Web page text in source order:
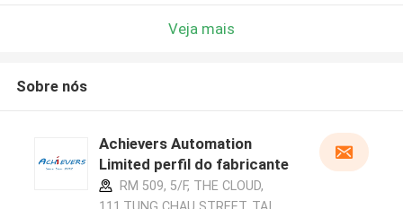
Veja mais
Sobre nós
Achievers Automation
Limited perfil do fabricante
RM 509, 5/F, THE CLOUD,